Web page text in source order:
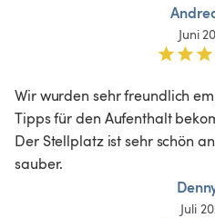
Juni
Wir wurden sehr freundlich
Tipps für den Aufenthalt
Der Stellplatz ist sehr schön
sauber.
Juli